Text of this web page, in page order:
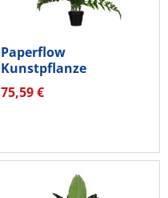
Paperflow
Kunstpflanze
PAFOUG55 Farn 55cm
75,59 €